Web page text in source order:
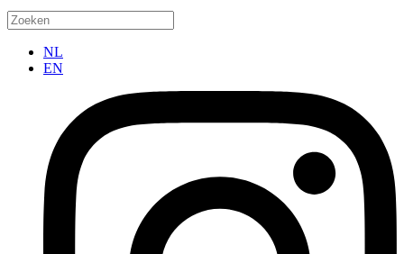
NL
EN